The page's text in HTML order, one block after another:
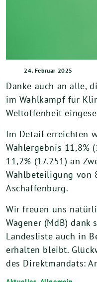
24. Februar 2025
Danke auch an alle,
im Wahlkampf für
Weltoffenheit
Im Detail erreichten
Wahlergebnis 11,8%
11,2% (17.251) an
Wahlbeteiligung von
Aschaffenburg.
Wir freuen uns
Wagener (MdB) dank
Landesliste auch in
erhalten bleibt.
des Direktmandats: